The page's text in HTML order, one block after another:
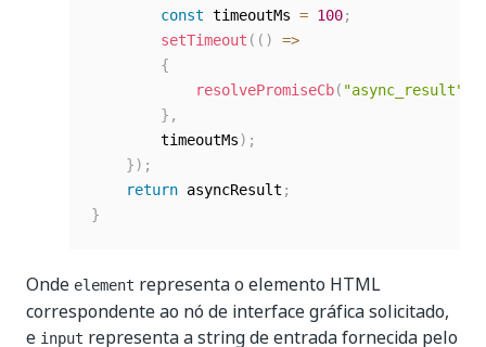
const timeoutMs = 100;
setTimeout ( ( )
=>
{
resolvePromiseCb( "async_result"
} ,
        timeoutMs
) ;
}) ;
return asyncResult ;
}
Onde element representa o elemento HTML
correspondente ao nó de interface gráfica solicitado,
e input representa a string de entrada fornecida pelo